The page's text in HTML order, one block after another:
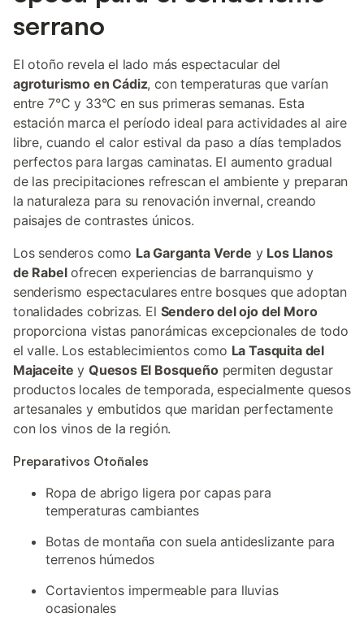
serrano
El otoño revela el lado más espectacular del
agroturismo en Cádiz, con temperaturas que varían
entre 7°C y 33°C en sus primeras semanas. Esta
estación marca el período ideal para actividades al aire
libre, cuando el calor estival da paso a días templados
perfectos para largas caminatas. El aumento gradual
de las precipitaciones refrescan el ambiente y preparan
la naturaleza para su renovación invernal, creando
paisajes de contrastes únicos.
Los senderos como La Garganta Verde y Los Llanos
de Rabelofrecen experiencias de barranquismo y
senderismo espectaculares entre bosques que adoptan
tonalidades cobrizas. El Sendero del ojo del Moro
proporciona vistas panorámicas excepcionales de todo
el valle. Los establecimientos como La Tasquita del
Majaceite y Quesos El Bosqueñopermiten degustar
productos locales de temporada, especialmente quesos
artesanales y embutidos que maridan perfectamente
con los vinos de la región.
Preparativos Otoñales
Ropa de abrigo ligera por capas para
temperaturas cambiantes
Botas de montaña con suela antideslizante para
terrenos húmedos
Cortavientos impermeable para lluvias
ocasionales